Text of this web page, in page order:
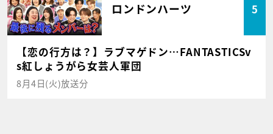
ロンドンハーツ 5
【恋の行方は？】ラブマゲドン…FANTASTICSv
s紅しょうがら女芸人軍団
8月4日(火)放送分